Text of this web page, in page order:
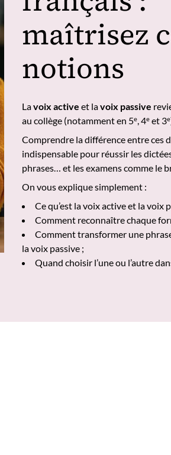
maîtrisez
notions
Lavoix active et lavoix passive
au collège (notamment en 5ᵉ, 4ᵉ et
Comprendre la différence entre ces
indispensable pour réussir les
phrases… et les examens comme le
On vous explique simplement :
Ce qu’est la voix active et la voix
Comment reconnaître chaque
Comment transformer une
la voix passive ;
Quand choisir l’une ou l’autre